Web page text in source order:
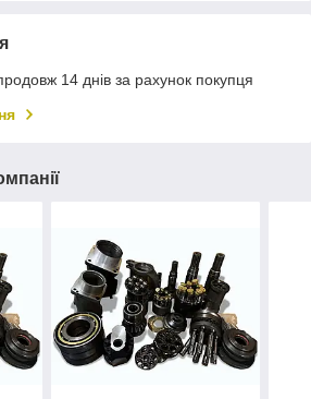
14 днів за рахунок покупця